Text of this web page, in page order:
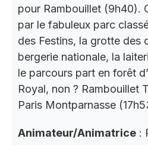
pour Rambouillet (9h40).
par le fabuleux parc
des Festins, la grotte des
bergerie nationale, la
le parcours part en forêt
Royal, non ? Rambouillet
Paris Montparnasse
Animateur/Animatrice :